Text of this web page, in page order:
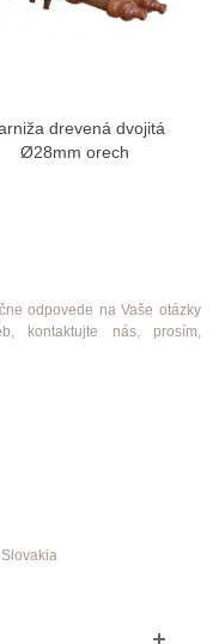
drevená dvojitá
Ø28mm orech
odpovede na Vaše otázky
kontaktujte nás, prosím,